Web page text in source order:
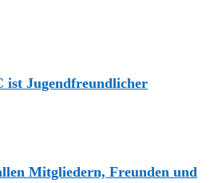
ist Jugendfreundlicher
Mitgliedern, Freunden und